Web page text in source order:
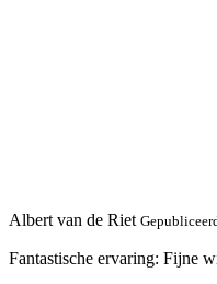
Albert van de Riet
Fantastische ervaring: Fijne